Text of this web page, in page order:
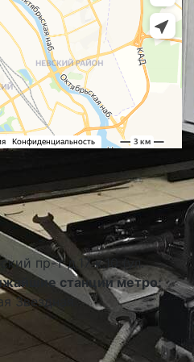
пр-т д.17 к.10 (ул.
станции метро:
Звездная.